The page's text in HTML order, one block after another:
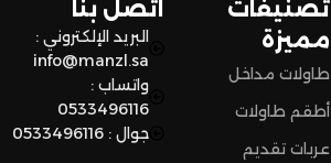
تصنيفات
مميزة
طاولات مداخل
أطقم طاولات
عربات تقديم
اتصل بنا
البريد الإلكتروني :
info@manzl.sa
واتساب :
0533496116
جوال : 0533496116